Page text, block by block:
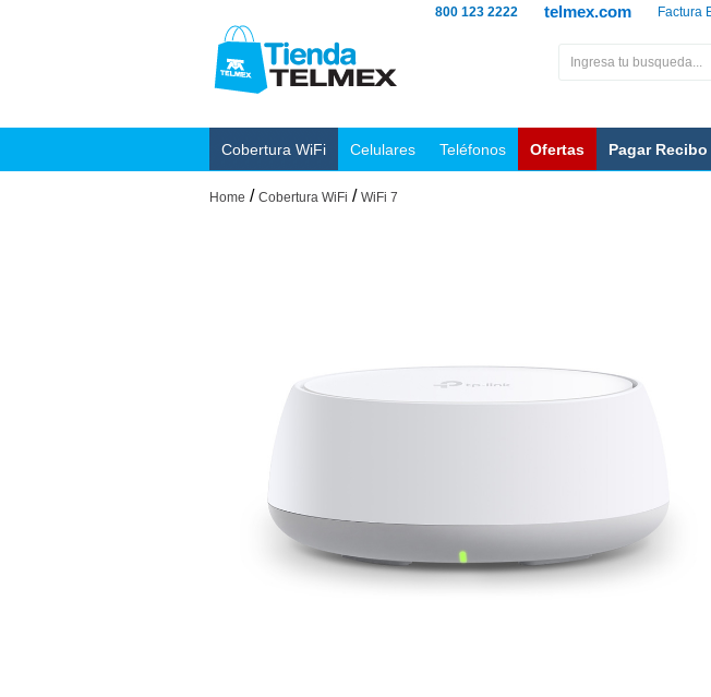
Factura
telmex.com
800 123 2222
Cobertura WiFi Celulares Teléfonos Ofertas Pagar Recibo
Home / Cobertura WiFi / WiFi 7